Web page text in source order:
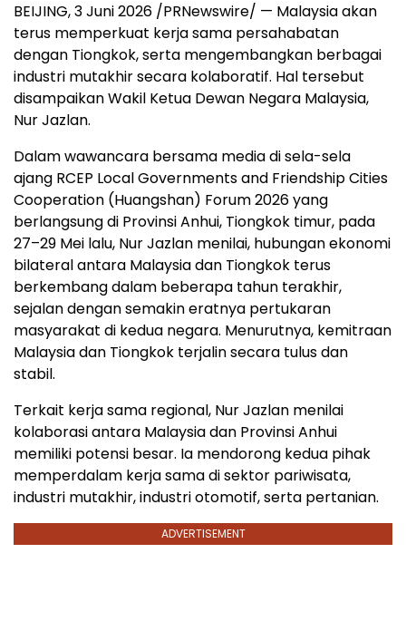
BEIJING, 3 Juni 2026 /PRNewswire/ — Malaysia akan
terus memperkuat kerja sama persahabatan
dengan Tiongkok, serta mengembangkan berbagai
industri mutakhir secara kolaboratif. Hal tersebut
disampaikan Wakil Ketua Dewan Negara Malaysia,
Nur Jazlan.
Dalam wawancara bersama media di sela-sela
ajang RCEP Local Governments and Friendship Cities
Cooperation (Huangshan) Forum 2026 yang
berlangsung di Provinsi Anhui, Tiongkok timur, pada
27–29 Mei lalu, Nur Jazlan menilai, hubungan ekonomi
bilateral antara Malaysia dan Tiongkok terus
berkembang dalam beberapa tahun terakhir,
sejalan dengan semakin eratnya pertukaran
masyarakat di kedua negara. Menurutnya, kemitraan
Malaysia dan Tiongkok terjalin secara tulus dan
stabil.
Terkait kerja sama regional, Nur Jazlan menilai
kolaborasi antara Malaysia dan Provinsi Anhui
memiliki potensi besar. Ia mendorong kedua pihak
memperdalam kerja sama di sektor pariwisata,
industri mutakhir, industri otomotif, serta pertanian.
ADVERTISEMENT